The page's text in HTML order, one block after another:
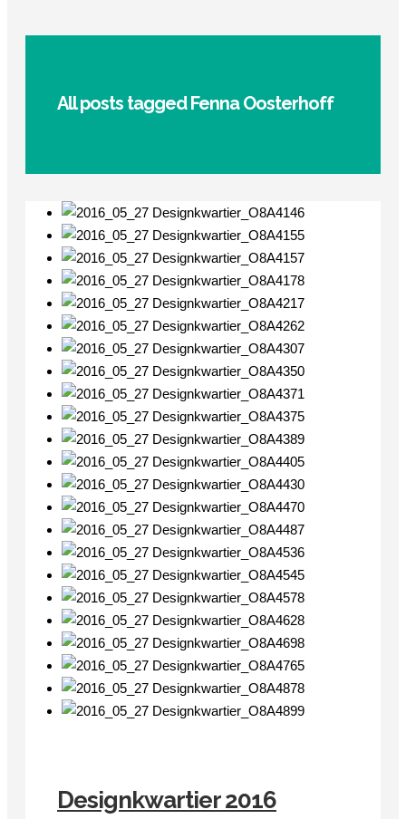
All posts tagged Fenna Oosterhoff
Designkwartier 2016